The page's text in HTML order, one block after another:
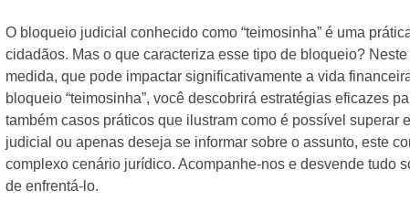
O bloqueio judicial conhecido como “teimosinha” é uma
cidadãos. Mas o que caracteriza esse tipo de bloqueio?
medida, que pode impactar significativamente a vida
bloqueio “teimosinha”, você descobrirá estratégias eficazes
também casos práticos que ilustram como é possível
judicial ou apenas deseja se informar sobre o assunto, este
complexo cenário jurídico. Acompanhe-nos e desvende tudo
de enfrentá-lo.